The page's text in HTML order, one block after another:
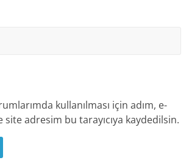
kullanılması için adım, e-
adresim bu tarayıcıya kaydedilsin.